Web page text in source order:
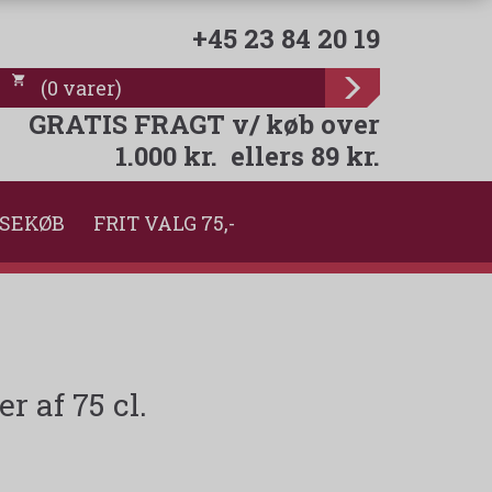
+45 23 84 20 19
(0 varer)
GRATIS FRAGT v/ køb over
1.000 kr. ellers 89 kr.
FRIT VALG 75,-
af 75 cl.